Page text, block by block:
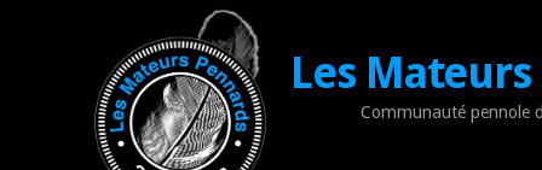
Les
Communauté pennole